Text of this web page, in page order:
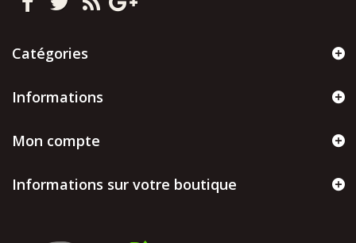
Catégories
Informations
Mon compte
Informations sur votre boutique